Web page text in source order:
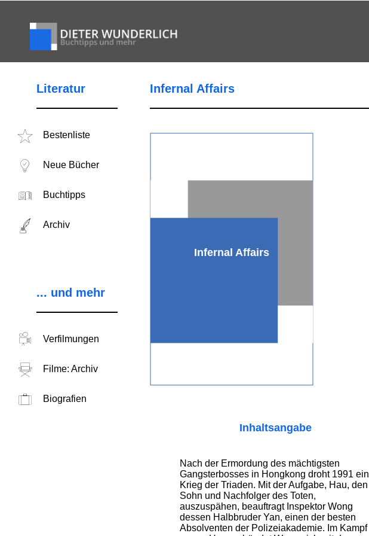
Literatur
Bestenliste
Neue Bücher
Buchtipps
Archiv
... und mehr
Verfilmungen
Filme: Archiv
Biografien
Infernal Affairs
Infernal Affairs
Inhaltsangabe
Nach der Ermordung des mächtigsten
Gangsterbosses in Hongkong droht 1991 ein
Krieg der Triaden. Mit der Aufgabe, Hau, den
Sohn und Nachfolger des Toten,
auszuspähen, beauftragt Inspektor Wong
dessen Halbbruder Yan, einen der besten
Absolventen der Polizeiakademie. Im Kampf